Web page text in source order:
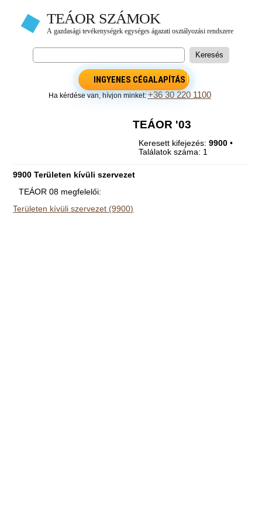
INGYENES CÉGALAPÍTÁS
Ha kérdése van, hívjon minket:+36 30 220 1100
TEÁOR '03
Keresett kifejezés:9900 •
Találatok száma: 1
9900 Területen kívüli szervezet
TEÁOR 08 megfelelői:
Területen kívüli szervezet (9900)